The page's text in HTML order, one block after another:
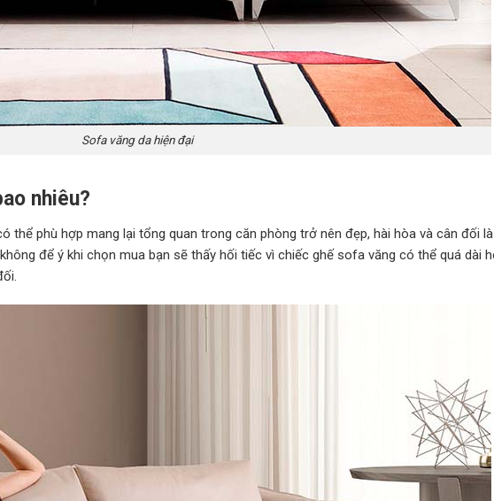
Sofa văng da hiện đại
nhiêu?
thể phù hợp mang lại tổng quan trong căn phòng trở nên đẹp, hài hòa và cân đối
để ý khi chọn mua bạn sẽ thấy hối tiếc vì chiếc ghế sofa văng có thể quá dài